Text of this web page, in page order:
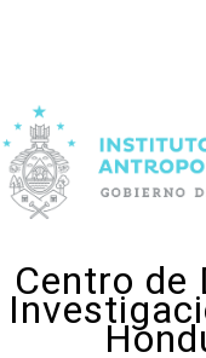
Centro de